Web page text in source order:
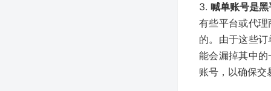
3. 喊单账号是黑
有些平台或代
的。由于这些
能会漏掉其中
账号，以确保交